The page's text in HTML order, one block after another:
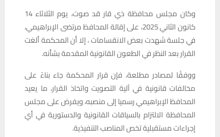
وكان مجلس محافظة ذي قار قد صوت، يوم الثلاثاء 14
كانون الثاني 2025، على إقالة المحافظ مرتضى الإبراهيمي،
في جلسة شهدت بعض الانقسامات ، إلا أن المحكمة ألغت
القرار بعد النظر في الطعون القانونية المقدمة بشأنه.
ووفقًا لمصادر مطلعة، فإن قرار المحكمة جاء بناءً على
مخالفات قانونية في آلية التصويت واتخاذ القرار، ما يعيد
المحافظ الإبراهيمي رسميا إلى منصبه، ويفرض على مجلس
المحافظة الالتزام بالسياقات القانونية والدستورية في أي
إجراءات مستقبلية تخص المناصب التنفيذية.